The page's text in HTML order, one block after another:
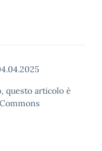
questo articolo è